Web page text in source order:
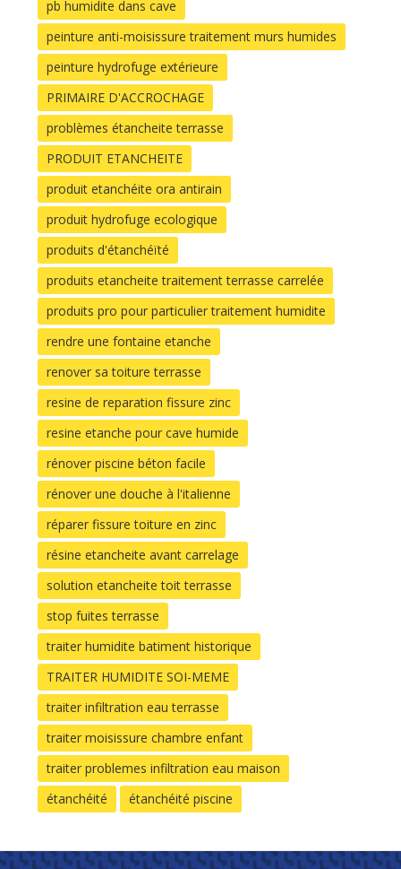
pb humidite dans cave
peinture anti-moisissure traitement murs humides
peinture hydrofuge extérieure
PRIMAIRE D'ACCROCHAGE
problèmes étancheite terrasse
PRODUIT ETANCHEITE
produit etanchéite ora antirain
produit hydrofuge ecologique
produits d'étanchéïté
produits etancheite traitement terrasse carrelée
produits pro pour particulier traitement humidite
rendre une fontaine etanche
renover sa toiture terrasse
resine de reparation fissure zinc
resine etanche pour cave humide
rénover piscine béton facile
rénover une douche à l'italienne
réparer fissure toiture en zinc
résine etancheite avant carrelage
solution etancheite toit terrasse
stop fuites terrasse
traiter humidite batiment historique
TRAITER HUMIDITE SOI-MEME
traiter infiltration eau terrasse
traiter moisissure chambre enfant
traiter problemes infiltration eau maison
étanchéité
étanchéité piscine